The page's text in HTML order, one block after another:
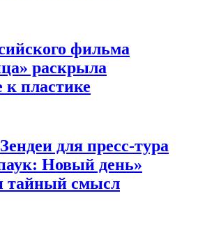
фильма
раскрыла
пластике
для пресс-тура
Новый день»
тайный смысл